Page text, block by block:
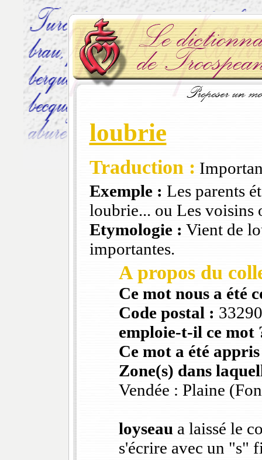
loubrie
Traduction :
Exemple : Les parents
loubrie... ou Les
Etymologie : Vient de
importantes.
A propos du
Ce mot nous a été
Code postal :
emploie-t-il ce mot
Ce mot a été
Zone(s) dans
Vendée : Plaine
loyseau a laissé le
s'écrire avec un "s"